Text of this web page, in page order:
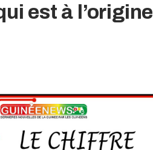
est à l’origine